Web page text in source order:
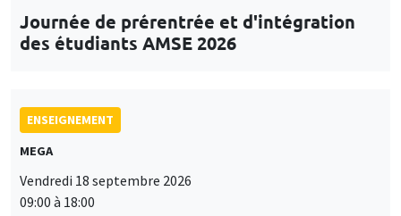
Journée de prérentrée et d'intégration
des étudiants AMSE 2026
ENSEIGNEMENT
MEGA
Vendredi 18 septembre 2026
09:00 à 18:00